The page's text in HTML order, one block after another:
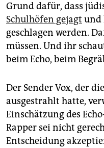
Grund dafür, dass
Schulhöfen gejagt und
geschlagen werden.
müssen. Und ihr
beim Echo, beim
Der Sender Vox, der
ausgestrahlt hatte,
Einschätzung des
Rapper sei nicht
Entscheidung